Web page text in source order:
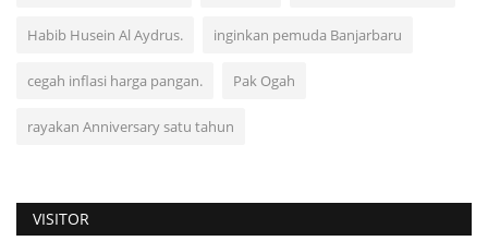
Habib Husein Al Aydrus. inginkan pemuda Banjarbaru
cegah inflasi harga pangan. Pak Ogah
rayakan Anniversary satu tahun
VISITOR